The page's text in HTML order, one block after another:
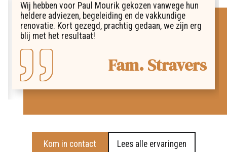
Wij hebben voor Paul Mourik gekozen vanwege hun
heldere adviezen, begeleiding en de vakkundige
renovatie. Kort gezegd, prachtig gedaan, we zijn erg
blij met het resultaat!
Fam. Stravers
Kom in contact Lees alle ervaringen